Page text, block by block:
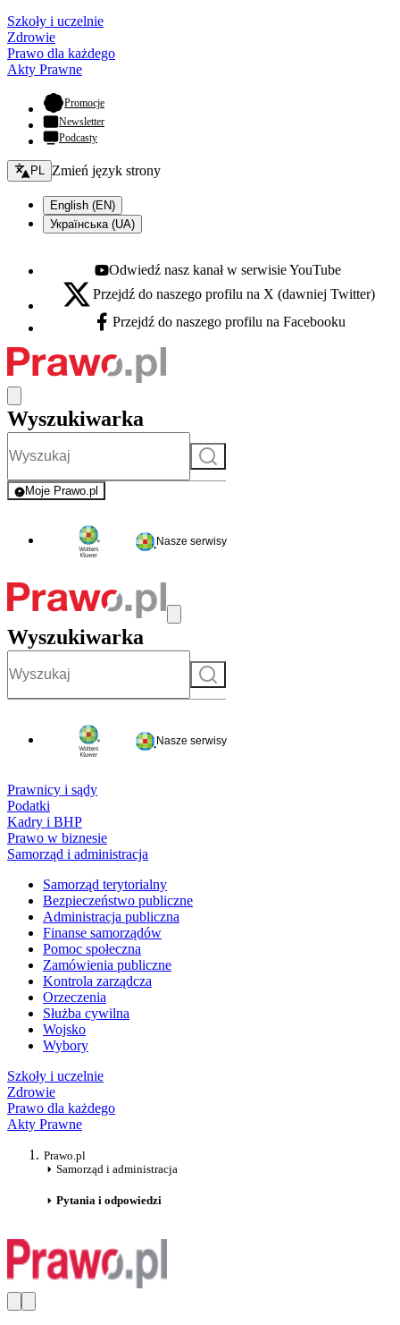
Szkoły i uczelnie
Zdrowie
Prawo dla każdego
Akty Prawne
Promocje- otwiera się w nowej karcie
Newsletter
Podcasty
Zmień język - bieżący:
PL Zmień język strony
English (EN)
Українська (UA)
Youtube - otwiera się w nowej karcie
Odwiedź nasz kanał w serwisie YouTube
X - otwiera się w nowej karcie
Przejdź do naszego profilu na X (dawniej Twitter)
Facebook - otwiera się w nowej karcie
Przejdź do naszego profilu na Facebooku
Wyszukiwarka
Szukaj
Moje Prawo.pl
- rejestracja i logowanie do serwisu
Nasze serwisy
Wyszukiwarka
Szukaj
Nasze serwisy
Prawnicy i sądy
Podatki
Kadry i BHP
Prawo w biznesie
Samorząd i administracja
Samorząd terytorialny
Bezpieczeństwo publiczne
Administracja publiczna
Finanse samorządów
Pomoc społeczna
Zamówienia publiczne
Kontrola zarządcza
Orzeczenia
Służba cywilna
Wojsko
Wybory
Szkoły i uczelnie
Zdrowie
Prawo dla każdego
Akty Prawne
Prawo.pl
Samorząd i administracja
Pytania i odpowiedzi